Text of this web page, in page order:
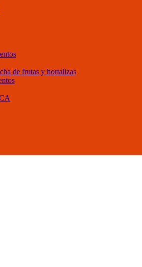
de frutas y hortalizas